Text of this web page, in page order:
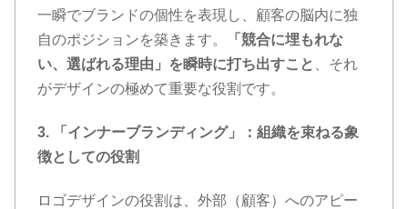
一瞬でブランドの個性を表現し、顧客の脳内に独
自のポジションを築きます。
「競合に埋もれな
い、選ばれる理由」を瞬時に打ち出すこと
、それ
がデザインの極めて重要な役割です。
3. 「インナーブランディング」：組織を束ねる象
徴としての役割
ロゴデザインの役割は、外部（顧客）へのアピー